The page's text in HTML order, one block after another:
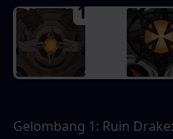
Gelombang 1: Ruin